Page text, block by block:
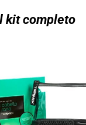
kit completo